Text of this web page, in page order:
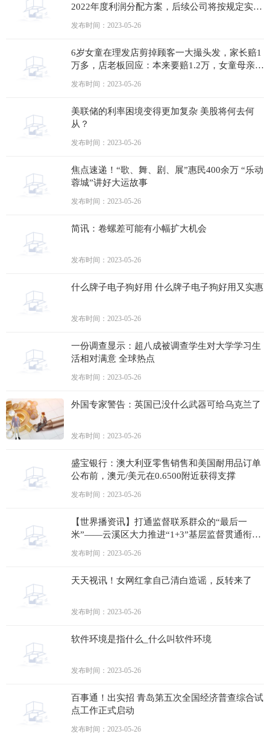
2022年度利润分配方案，后续公司将按规定实施
发布时间：2023-05-26
6岁女童在理发店剪掉顾客一大撮头发，家长赔1
万多，店老板回应：本来要赔1.2万，女童母亲不
发布时间：2023-05-26
美联储的利率困境变得更加复杂 美股将何去何
从？
发布时间：2023-05-26
焦点速递！“歌、舞、剧、展”惠民400余万 “乐动
蓉城”讲好大运故事
发布时间：2023-05-26
简讯：卷螺差可能有小幅扩大机会
发布时间：2023-05-26
什么牌子电子狗好用 什么牌子电子狗好用又实惠
发布时间：2023-05-26
一份调查显示：超八成被调查学生对大学学习生
活相对满意 全球热点
发布时间：2023-05-26
外国专家警告：英国已没什么武器可给乌克兰了
发布时间：2023-05-26
盛宝银行：澳大利亚零售销售和美国耐用品订单
公布前，澳元/美元在0.6500附近获得支撑
发布时间：2023-05-26
【世界播资讯】打通监督联系群众的“最后一
米”——云溪区大力推进“1+3”基层监督贯通衔接
发布时间：2023-05-26
天天视讯！女网红拿自己清白造谣，反转来了
发布时间：2023-05-26
软件环境是指什么_什么叫软件环境
发布时间：2023-05-26
百事通！出实招 青岛第五次全国经济普查综合试
点工作正式启动
发布时间：2023-05-26